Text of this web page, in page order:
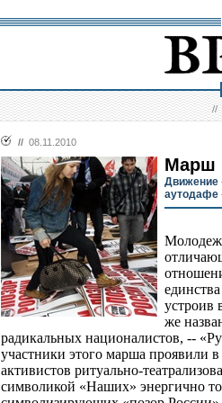
//
// 08.11.2010
Марш
Движение
аутодафе
устроив
же
радикальных националистов, --
участники этого марша
активистов ритуально-
символикой «Наших» энергично